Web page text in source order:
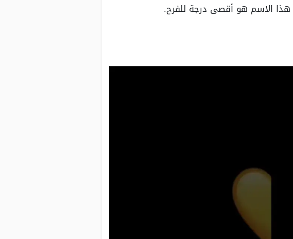
هذا الاسم هو أقصى درجة للفرح.